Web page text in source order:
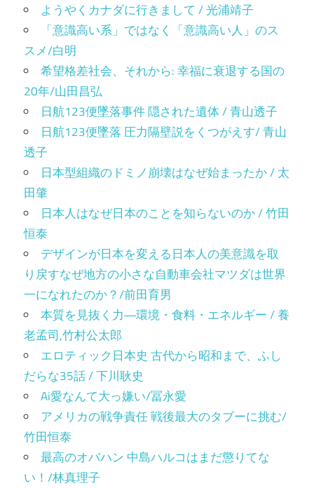
ようやくカナダに行きまして / 光浦靖子
「意識高い系」ではなく「意識高い人」のス
スメ/白明
希望格差社会、それから: 幸福に衰退する国の
20年/山田昌弘
日航123便墜落事件 隠された遺体 / 青山透子
日航123便墜落 圧力隔壁説をくつがえす/ 青山
透子
日本型組織のドミノ崩壊はなぜ始まったか / 太
田肇
日本人はなぜ日本のことを知らないのか / 竹田
恒泰
デザインが日本を変える日本人の美意識を取
り戻すなぜ地方の小さな自動車会社マツダは世界
一になれたのか？/前田育男
本質を見抜く力―環境・食料・エネルギー / 養
老孟司,竹村公太郎
エロティック日本史 古代から昭和まで、ふし
だらな35話 / 下川耿史
Ai愛なんて大っ嫌い/冨永愛
アメリカの戦争責任 戦後最大のタブーに挑む/
竹田恒泰
最高のオバハン 中島ハルコはまだ懲りてな
い！/林真理子